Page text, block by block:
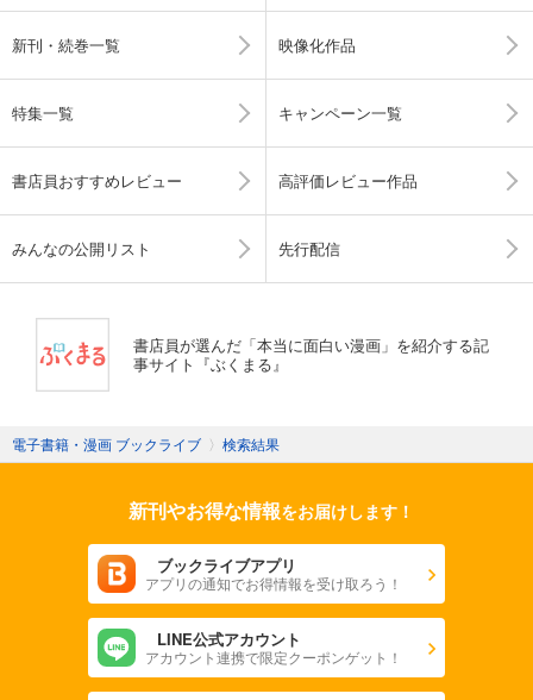
新刊・続巻一覧 映像化作品
特集一覧 キャンペーン一覧
書店員おすすめレビュー 高評価レビュー作品
みんなの公開リスト 先行配信
書店員が選んだ「本当に面白い漫画」を紹介する記
事サイト『ぶくまる』
電子書籍・漫画 ブックライブ 〉 検索結果
新刊やお得な情報をお届けします！
ブックライブアプリ
アプリの通知でお得情報を受け取ろう！
LINE公式アカウント
アカウント連携で限定クーポンゲット！